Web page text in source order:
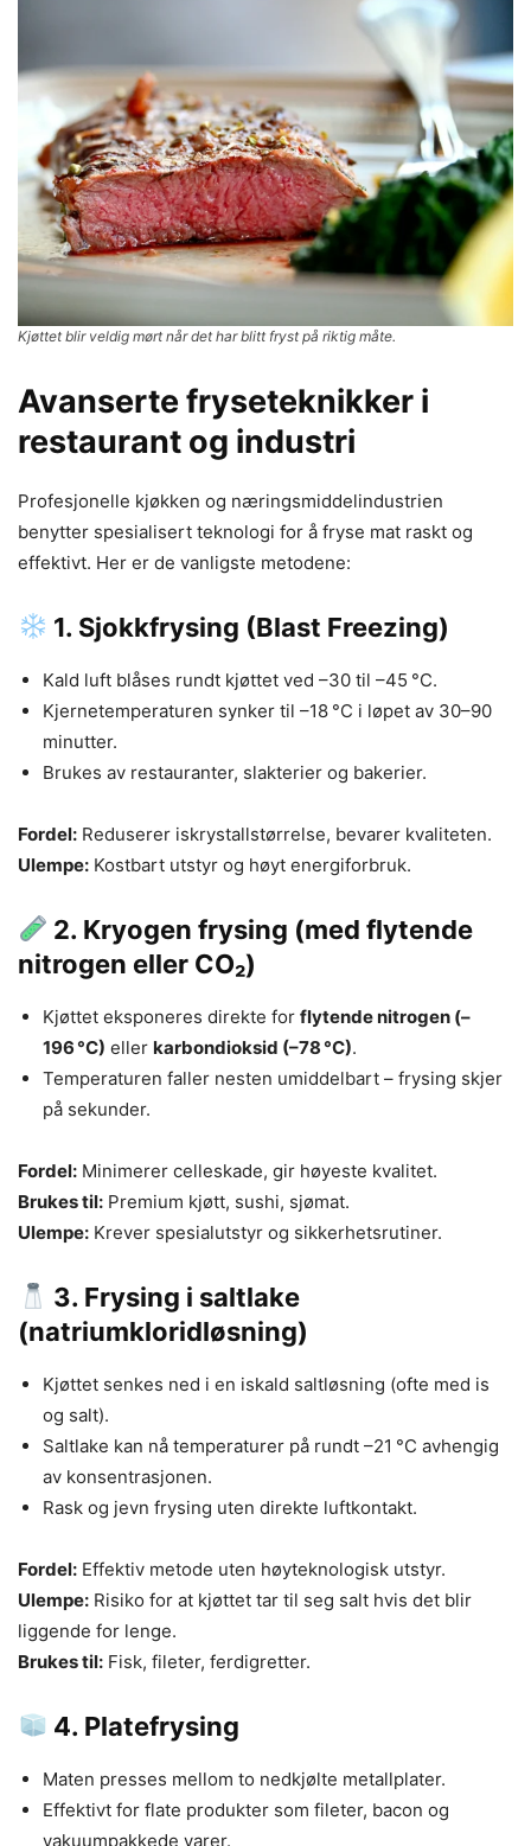
Kjøttet blir veldig mørt når det har blitt fryst på riktig måte.
Avanserte fryseteknikker i
restaurant og industri
Profesjonelle kjøkken og næringsmiddelindustrien
benytter spesialisert teknologi for å fryse mat raskt og
effektivt. Her er de vanligste metodene:
1. Sjokkfrysing (Blast Freezing)
Kald luft blåses rundt kjøttet ved –30 til –45 °C.
Kjernetemperaturen synker til –18 °C i løpet av 30–90
minutter.
Brukes av restauranter, slakterier og bakerier.
Fordel: Reduserer iskrystallstørrelse, bevarer kvaliteten.
Ulempe: Kostbart utstyr og høyt energiforbruk.
2. Kryogen frysing (med flytende
nitrogen eller CO₂)
Kjøttet eksponeres direkte for flytende nitrogen (–
196 °C) eller karbondioksid (–78 °C).
Temperaturen faller nesten umiddelbart – frysing skjer
på sekunder.
Fordel: Minimerer celleskade, gir høyeste kvalitet.
Brukes til: Premium kjøtt, sushi, sjømat.
Ulempe: Krever spesialutstyr og sikkerhetsrutiner.
3. Frysing i saltlake
(natriumkloridløsning)
Kjøttet senkes ned i en iskald saltløsning (ofte med is
og salt).
Saltlake kan nå temperaturer på rundt –21 °C avhengig
av konsentrasjonen.
Rask og jevn frysing uten direkte luftkontakt.
Fordel: Effektiv metode uten høyteknologisk utstyr.
Ulempe: Risiko for at kjøttet tar til seg salt hvis det blir
liggende for lenge.
Brukes til: Fisk, fileter, ferdigretter.
4. Platefrysing
Maten presses mellom to nedkjølte metallplater.
Effektivt for flate produkter som fileter, bacon og
vakuumpakkede varer.